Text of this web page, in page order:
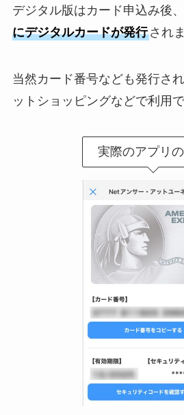
デジタル版はカード申込み後、
にデジタルカードが発行され
当然カード番号なども発行さ
ットショッピングなどで利用で
実際のアプリ